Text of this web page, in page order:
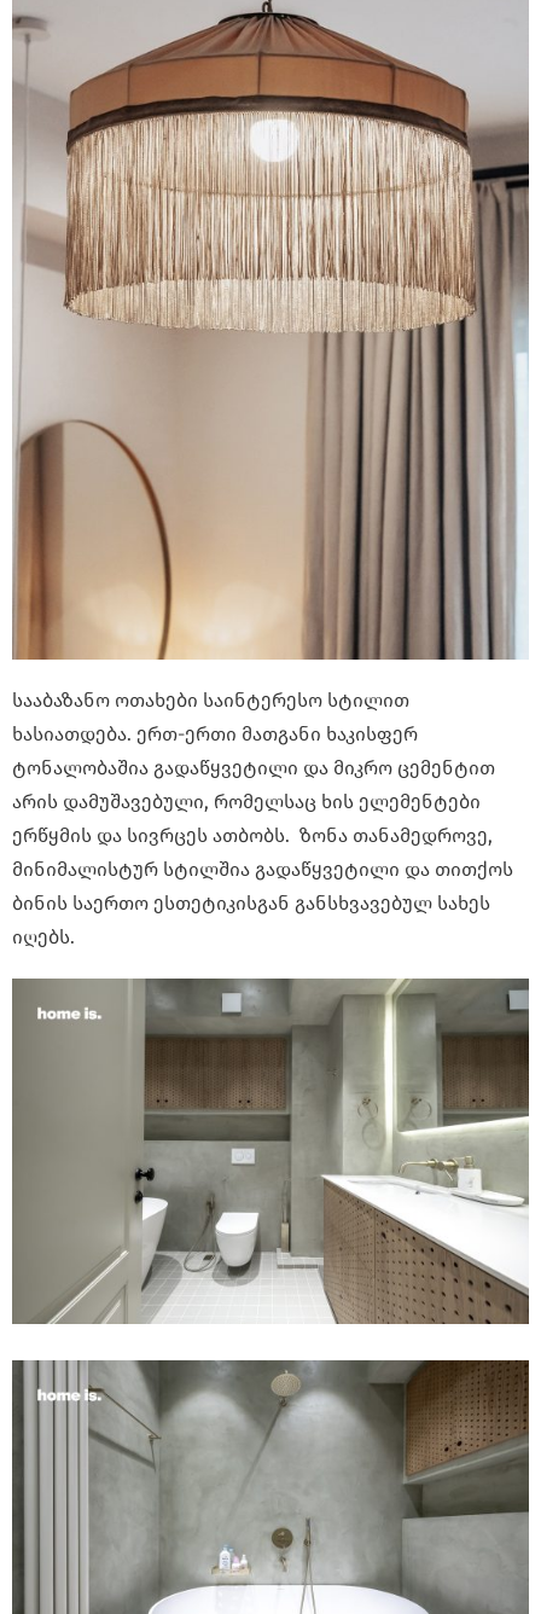
სააბაზანო ოთახები საინტერესო სტილით
ხასიათდება. ერთ-ერთი მათგანი ხაკისფერ
ტონალობაშია გადაწყვეტილი და მიკრო ცემენტით
არის დამუშავებული, რომელსაც ხის ელემენტები
ერწყმის და სივრცეს ათბობს. ზონა თანამედროვე,
მინიმალისტურ სტილშია გადაწყვეტილი და თითქოს
ბინის საერთო ესთეტიკისგან განსხვავებულ სახეს
იღებს.